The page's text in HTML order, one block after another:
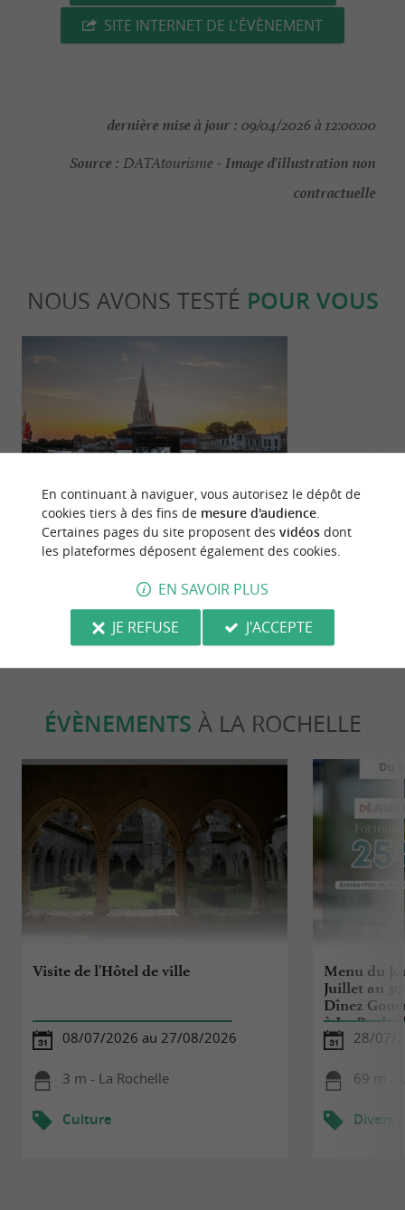
SITE INTERNET DE L'ÉVÈNEMENT
dernière mise à jour : 09/04/2026 à 12:00:00
Source : DATAtourisme -Image d'illustration non
contractuelle
NOUS AVONS TESTÉ POUR VOUS
Une édition 2026 mémorable aux
Francofolies de La Rochelle
69 m - La Rochelle
Mouclade et
traditions
ÉVÈNEMENTS À LA ROCHELLE
Visite de l'Hôtel de ville
08/07/2026 au 27/08/2026
3 m - La Rochelle
Culture
Menu du
Juillet au
Dînez
à La
28/07/
69 m -
Divers
En continuant à naviguer, vous autorisez le dépôt de
cookies tiers à des fins de mesure d'audience.
Certaines pages du site proposent des vidéosdont
les plateformes déposent également des cookies.
EN SAVOIR PLUS
JE REFUSE
J'ACCEPTE